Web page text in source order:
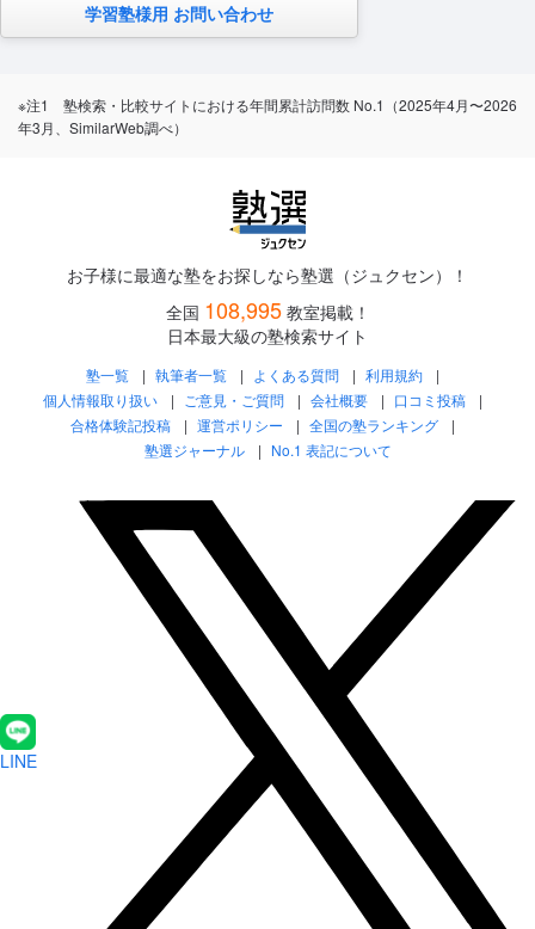
学習塾様用 お問い合わせ
※注1 塾検索・比較サイトにおける年間累計訪問数 No.1（2025年4月〜2026
年3月、SimilarWeb調べ）
お子様に最適な塾をお探しなら塾選（ジュクセン）！
全国 108,995 教室掲載！
日本最大級の塾検索サイト
塾一覧 執筆者一覧 よくある質問
利用規約
個人情報取り扱い
ご意見・ご質問 会社概要
口コミ投稿
合格体験記投稿
運営ポリシー
全国の塾ランキング
塾選ジャーナル
No.1 表記について
LINE